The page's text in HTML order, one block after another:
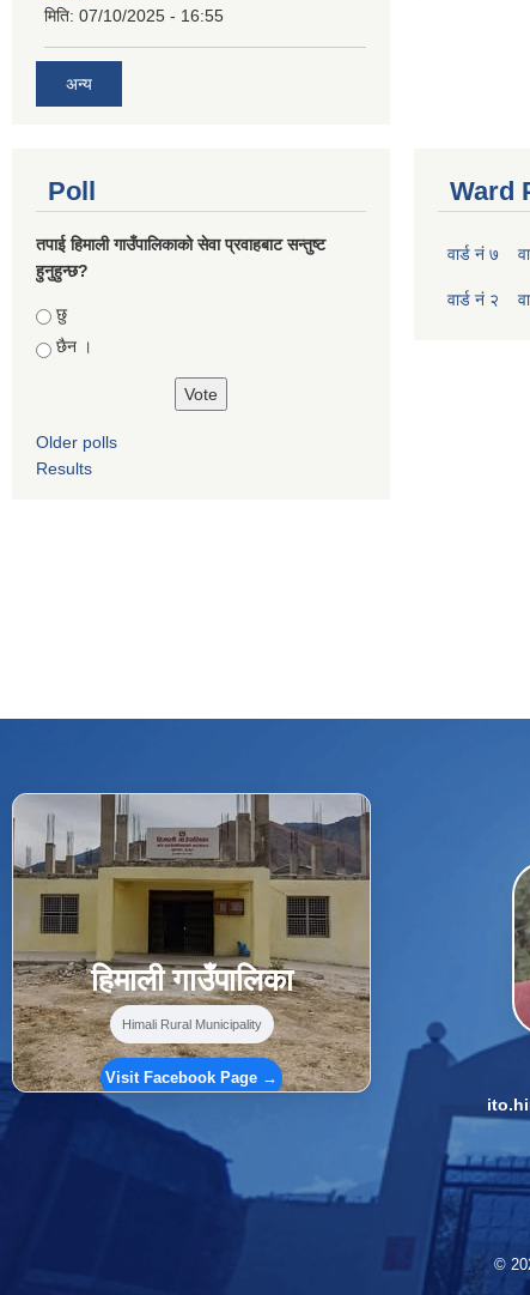
मिति: 07/10/2025 - 16:55
अन्य
Poll
तपाई हिमाली गाउँपालिकाको सेवा प्रवाहबाट सन्तुष्ट
हुनुहुन्छ?
Choices
छु
छैन ।
Older polls
Results
Ward
वार्ड नं ७
वार्ड नं २
f Facebook ⋯
हिमाली गाउँपालिका
Himali Rural Municipality
Visit Facebook Page →
©